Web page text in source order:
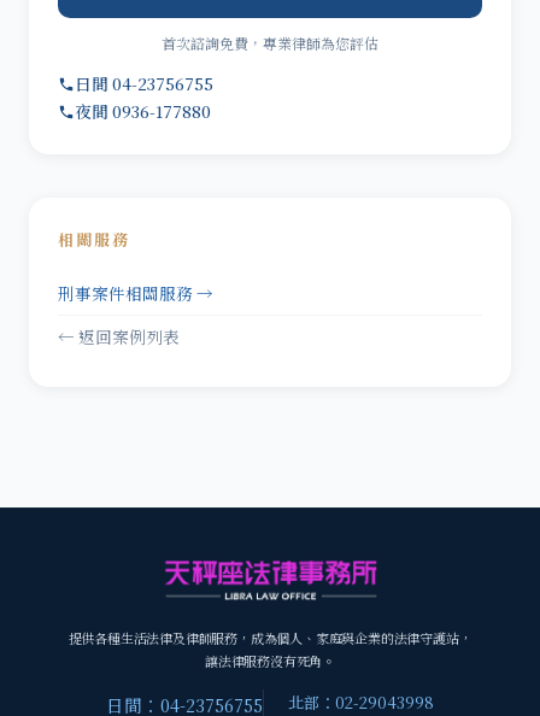
首次諮詢免費，專業律師為您評估
日間 04-23756755
夜間 0936-177880
相關服務
刑事案件相關服務 →
← 返回案例列表
提供各種生活法律及律師服務，成為個人、家庭與企業的法律守護站，
讓法律服務沒有死角。
日間：04-23756755 北部：02-29043998